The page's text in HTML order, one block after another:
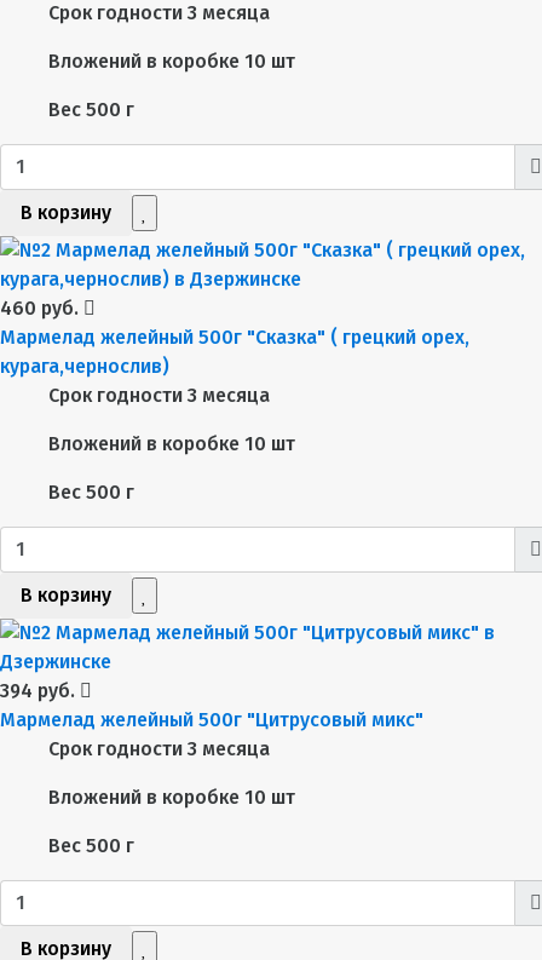
Срок годности 3 месяца
Вложений в коробке 10 шт
Вес 500 г
В корзину
460 руб.
Мармелад желейный 500г "Сказка" ( грецкий орех,
курага,чернослив)
Срок годности 3 месяца
Вложений в коробке 10 шт
Вес 500 г
В корзину
394 руб.
Мармелад желейный 500г "Цитрусовый микс"
Срок годности 3 месяца
Вложений в коробке 10 шт
Вес 500 г
В корзину